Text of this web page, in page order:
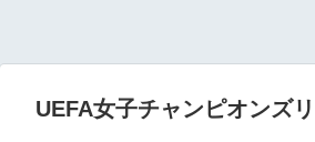
UEFA女子チャンピオンズ